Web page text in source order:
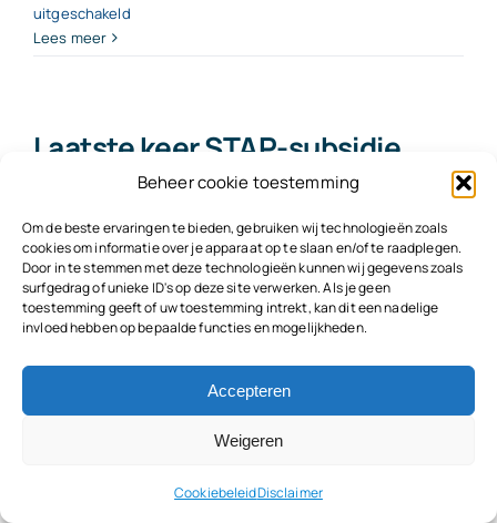
Beheer cookie toestemming
Om de beste ervaringen te bieden, gebruiken wij technologieën zoals
cookies om informatie over je apparaat op te slaan en/of te raadplegen.
Door in te stemmen met deze technologieën kunnen wij gegevens zoals
surfgedrag of unieke ID's op deze site verwerken. Als je geen
toestemming geeft of uw toestemming intrekt, kan dit een nadelige
invloed hebben op bepaalde functies en mogelijkheden.
Accepteren
Weigeren
CookiebeleidDisclaimer
uitgeschakeldvoor
online
in
werkgeversportaal
Lees meer
Laatste keer STAP-subsidie
aanvragen op 15 november
Op 15 november 2023 gaat om 10.00 uur voor de
laatste keer het UWV-loket open om een STAP-
subsidie aan te vragen. Vanaf 2024 verdwijnt
deze tegemoetkoming voor het volgen van een
opleiding.
Voorwaarden opleiding